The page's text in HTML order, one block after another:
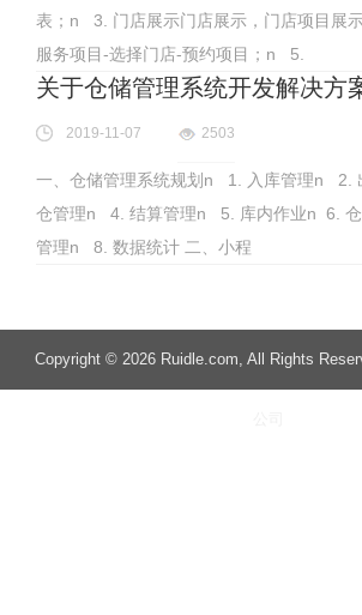
表；n 3. 门店展示门店展示，门店项目展
服务项目-选择门店-预约项目；n 5.
关于仓储管理系统开发解决方
2019-11-07 2503
一、仓储管理系统规划n 1. 入库管理n 2.
仓管理n 4. 结算管理n 5. 库内作业n 6.
管理n 8. 数据统计 二、小程
Copyright © 2026 Ruidle.com, All Rights